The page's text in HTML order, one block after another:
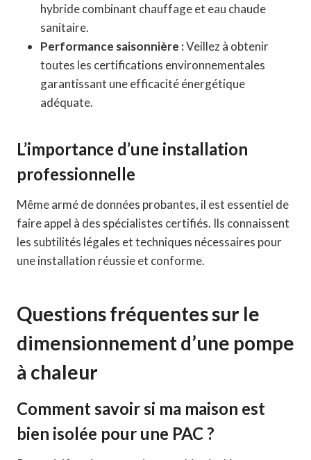
hybride combinant chauffage et eau chaude
sanitaire.
Performance saisonnière :Veillez à obtenir
toutes les certifications environnementales
garantissant une efficacité énergétique
adéquate.
L’importance d’une installation
professionnelle
Même armé de données probantes, il est essentiel de
faire appel à des spécialistes certifiés. Ils connaissent
les subtilités légales et techniques nécessaires pour
une installation réussie et conforme.
Questions fréquentes sur le
dimensionnement d’une pompe
à chaleur
Comment savoir si ma maison est
bien isolée pour une PAC ?